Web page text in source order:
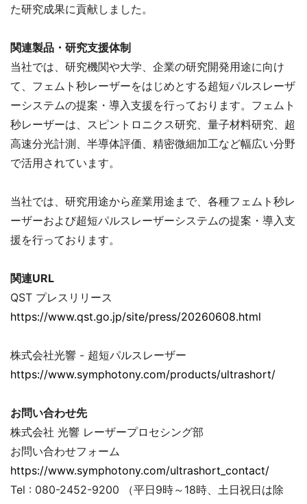
た研究成果に貢献しました。
関連製品・研究支援体制
当社では、研究機関や大学、企業の研究開発用途に向け
て、フェムト秒レーザーをはじめとする超短パルスレーザ
ーシステムの提案・導入支援を行っております。フェムト
秒レーザーは、スピントロニクス研究、量子材料研究、超
高速分光計測、半導体評価、精密微細加工など幅広い分野
で活用されています。
当社では、研究用途から産業用途まで、各種フェムト秒レ
ーザーおよび超短パルスレーザーシステムの提案・導入支
援を行っております。
関連URL
QST プレスリリース
https://www.qst.go.jp/site/press/20260608.html
株式会社光響 - 超短パルスレーザー
https://www.symphotony.com/products/ultrashort/
お問い合わせ先
株式会社 光響 レーザープロセシング部
お問い合わせフォーム
https://www.symphotony.com/ultrashort_contact/
Tel : 080-2452-9200 （平日9時～18時、土日祝日は除